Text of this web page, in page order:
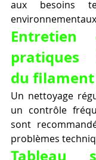
aux besoins
Entretien
pratiques
du filament
Un nettoyage
un contrôle
sont
problèmes
Tableau